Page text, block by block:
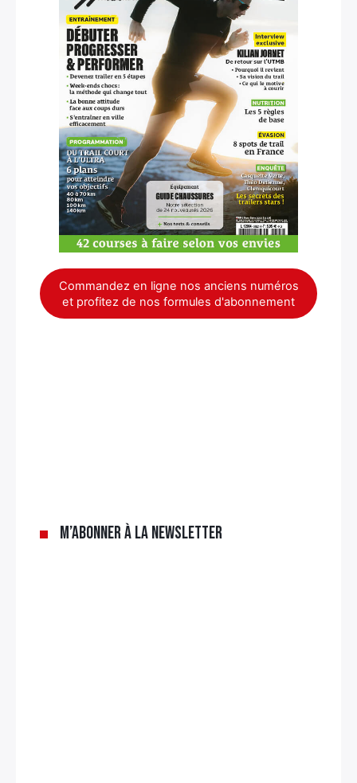
Commandez en ligne nos anciens numéros
et profitez de nos formules d'abonnement
M’abonner à la newsletter